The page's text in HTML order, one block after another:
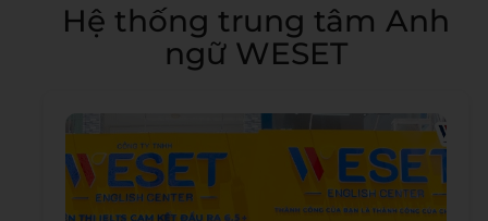
Hệ thống trung tâm Anh
ngữ WESET